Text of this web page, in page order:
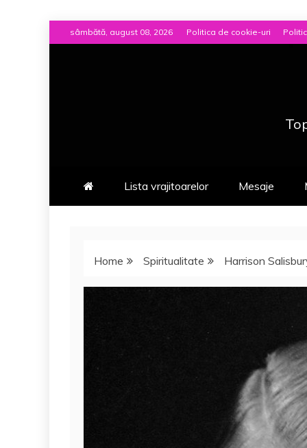
to
sâmbătă, august 08, 2026 Politica de cookie-uri
Lista vrajitoarelor Mesaje
Home Spiritualitate Harrison